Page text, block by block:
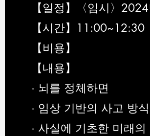
【일정】〈임시〉
【시간】11:00~12:30
【비용】
【내용】
· 뇌를 정체하면
· 임상 기반의 사고 방식
· 사실에 기초한 미래의